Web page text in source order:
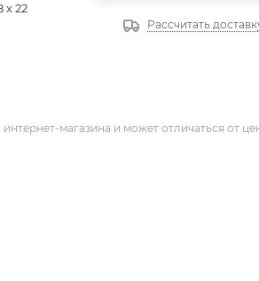
х 22
Рассчитать
магазина и может отличаться от